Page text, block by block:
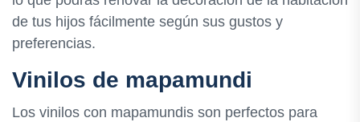
de tus hijos fácilmente según sus gustos y
preferencias.
Vinilos de mapamundi
Los vinilos con mapamundis son perfectos para